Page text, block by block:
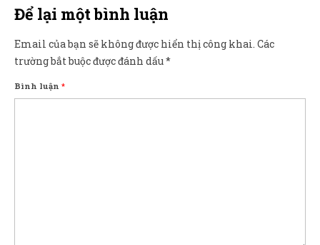
Để lại một bình luận
Email của bạn sẽ không được hiển thị công khai. Các
trường bắt buộc được đánh dấu*
Bình luận *